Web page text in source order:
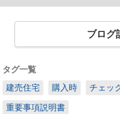
ブログ
タグ一覧
建売住宅
購入時 チェッ
重要事項説明書